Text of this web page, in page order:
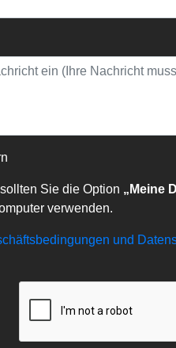
Sie die Option „Meine
verwenden.
und